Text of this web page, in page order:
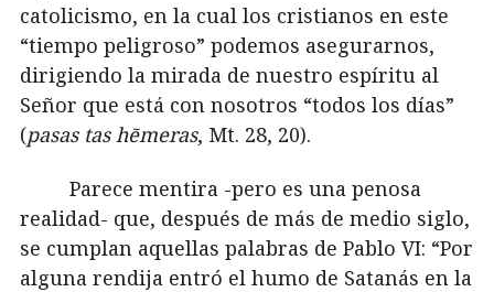
catolicismo, en la cual los cristianos en este
“tiempo peligroso” podemos asegurarnos,
dirigiendo la mirada de nuestro espíritu al
Señor que está con nosotros “todos los días”
(pasas tas hēmeras, Mt. 28, 20).
Parece mentira -pero es una penosa
realidad- que, después de más de medio siglo,
se cumplan aquellas palabras de Pablo VI: “Por
alguna rendija entró el humo de Satanás en la